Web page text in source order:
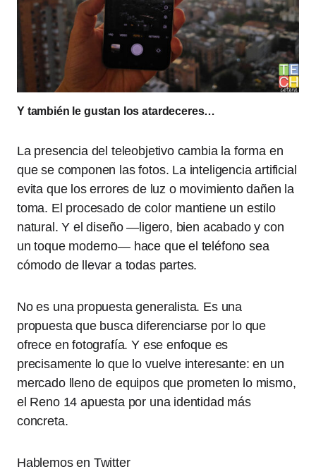
Y también le gustan los atardeceres…
La presencia del teleobjetivo cambia la forma en
que se componen las fotos. La inteligencia artificial
evita que los errores de luz o movimiento dañen la
toma. El procesado de color mantiene un estilo
natural. Y el diseño —ligero, bien acabado y con
un toque moderno— hace que el teléfono sea
cómodo de llevar a todas partes.
No es una propuesta generalista. Es una
propuesta que busca diferenciarse por lo que
ofrece en fotografía. Y ese enfoque es
precisamente lo que lo vuelve interesante: en un
mercado lleno de equipos que prometen lo mismo,
el Reno 14 apuesta por una identidad más
concreta.
Hablemos en Twitter